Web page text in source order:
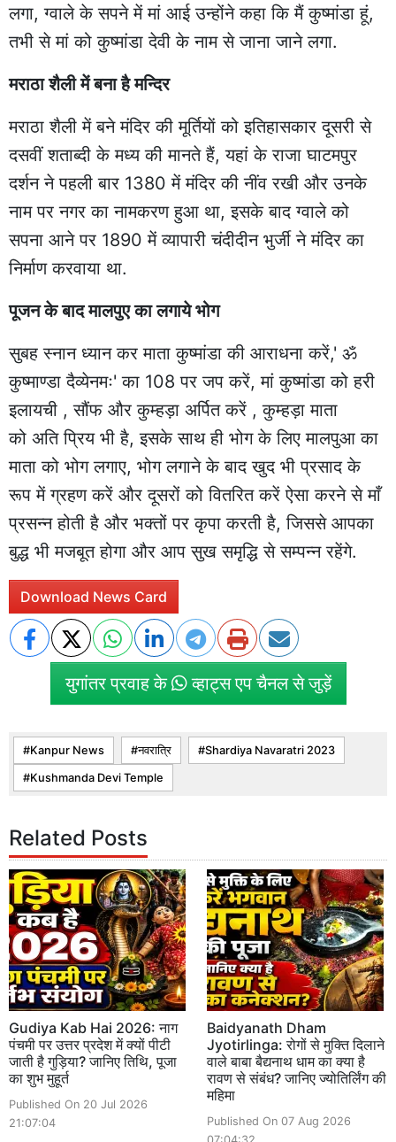
लगा, ग्वाले के सपने में मां आई उन्होंने कहा कि मैं कुष्मांडा हूं,
तभी से मां को कुष्मांडा देवी के नाम से जाना जाने लगा.
मराठा शैली में बना है मन्दिर
मराठा शैली में बने मंदिर की मूर्तियाें को इतिहासकार दूसरी से
दसवीं शताब्दी के मध्य की मानते हैं, यहां के राजा घाटमपुर
दर्शन ने पहली बार 1380 में मंदिर की नींव रखी और उनके
नाम पर नगर का नामकरण हुआ था, इसके बाद ग्वाले को
सपना आने पर 1890 में व्यापारी चंदीदीन भुर्जी ने मंदिर का
निर्माण करवाया था.
पूजन के बाद मालपुए का लगाये भोग
सुबह स्नान ध्यान कर माता कुष्मांडा की आराधना करें,' ॐ
कुष्माण्डा दैव्येनमः' का 108 पर जप करें, मां कुष्मांडा को हरी
इलायची , सौंफ और कुम्हड़ा अर्पित करें , कुम्हड़ा माता
को अति प्रिय भी है, इसके साथ ही भोग के लिए मालपुआ का
माता को भोग लगाए, भोग लगाने के बाद खुद भी प्रसाद के
रूप में ग्रहण करें और दूसरों को वितरित करें ऐसा करने से माँ
प्रसन्न होती है और भक्तों पर कृपा करती है, जिससे आपका
बुद्ध भी मजबूत होगा और आप सुख समृद्धि से सम्पन्न रहेंगे.
Download News Card
युगांतर प्रवाह के व्हाट्स एप चैनल से जुड़ें
Kanpur News नवरात्रि Shardiya Navaratri 2023
Kushmanda Devi Temple
Related Posts
Gudiya Kab Hai 2026: नाग
पंचमी पर उत्तर प्रदेश में क्यों पीटी
जाती है गुड़िया? जानिए तिथि, पूजा
का शुभ मुहूर्त
Published On 20 Jul 2026
21:07:04
Baidyanath Dham
Jyotirlinga: रोगों से मुक्ति दिलाने
वाले बाबा बैद्यनाथ धाम का क्या है
रावण से संबंध? जानिए ज्योतिर्लिंग की
महिमा
Published On 07 Aug 2026